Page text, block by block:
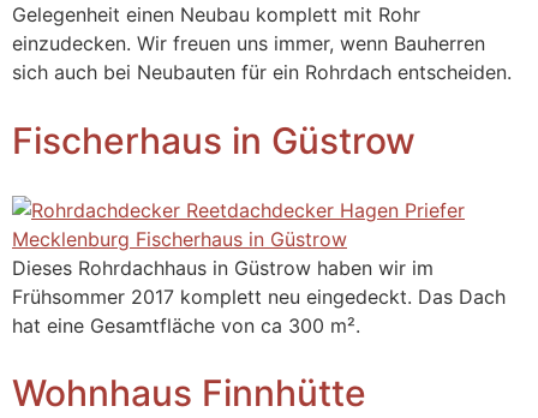
Gelegenheit einen Neubau komplett mit Rohr
einzudecken. Wir freuen uns immer, wenn Bauherren
sich auch bei Neubauten für ein Rohrdach entscheiden.
Fischerhaus in Güstrow
Dieses Rohrdachhaus in Güstrow haben wir im
Frühsommer 2017 komplett neu eingedeckt. Das Dach
hat eine Gesamtfläche von ca 300 m².
Wohnhaus Finnhütte